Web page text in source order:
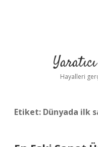
Hayalleri
Etiket: Dünyada ilk